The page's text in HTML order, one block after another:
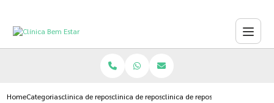
HomeCategoriasclinica de reposicao hormonalclinica de reposicao hormonal que emagrece
clinica de reposicao hormonal